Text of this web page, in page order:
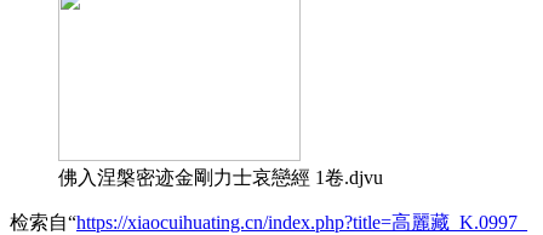
佛入涅槃密迹金剛力士哀戀經 1卷.djvu
检索自“https://xiaocuihuating.cn/index.php?title=高麗藏_K.0997_